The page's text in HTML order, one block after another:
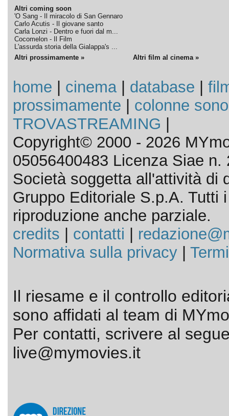
Altri coming soon
'O Sang - Il miracolo di San Gennaro
Carlo Acutis - Il giovane santo
Carla Lonzi - Dentro e fuori dal m...
Cocomelon - Il Film
L'assurda storia della Gialappa's ...
Altri prossimamente » Altri film al cinema »
home cinema| database
prossimamente
colonne
TROVASTREAMING
Copyright© 2000 - 2026
05056400483 Licenza Siae n.
Società soggetta all'attività di
Gruppo Editoriale S.p.A. Tutti
riproduzione anche parziale.
credits
contatti
Normativa sulla privacy|
Il riesame e il controllo
sono affidati al team di
Per contatti, scrivere al
live@mymovies.it